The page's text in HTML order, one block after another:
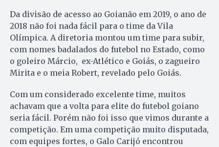
Da divisão de acesso ao Goianão em 2019, o ano de
2018 não foi nada fácil para o time da Vila
Olímpica. A diretoria montou um time para subir,
com nomes badalados do futebol no Estado, como
o goleiro Márcio, ex-Atlético e Goiás, o zagueiro
Mirita e o meia Robert, revelado pelo Goiás.
Com um considerado excelente time, muitos
achavam que a volta para elite do futebol goiano
seria fácil. Porém não foi isso que vimos durante a
competição. Em uma competição muito disputada,
com equipes fortes, o Galo Carijó encontrou